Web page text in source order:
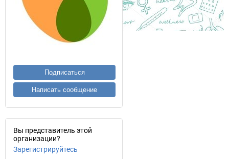
Подписаться
Написать сообщение
Вы представитель этой
организации?
Зарегистрируйтесь